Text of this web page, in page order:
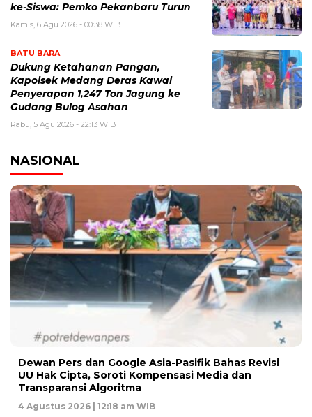
ke-Siswa: Pemko Pekanbaru Turun
Kamis, 6 Agu 2026 - 00:38 WIB
BATU BARA
Dukung Ketahanan Pangan,
Kapolsek Medang Deras Kawal
Penyerapan 1,247 Ton Jagung ke
Gudang Bulog Asahan
Rabu, 5 Agu 2026 - 22:13 WIB
NASIONAL
Dewan Pers dan Google Asia-Pasifik Bahas Revisi
UU Hak Cipta, Soroti Kompensasi Media dan
Transparansi Algoritma
4 Agustus 2026 | 12:18 am WIB